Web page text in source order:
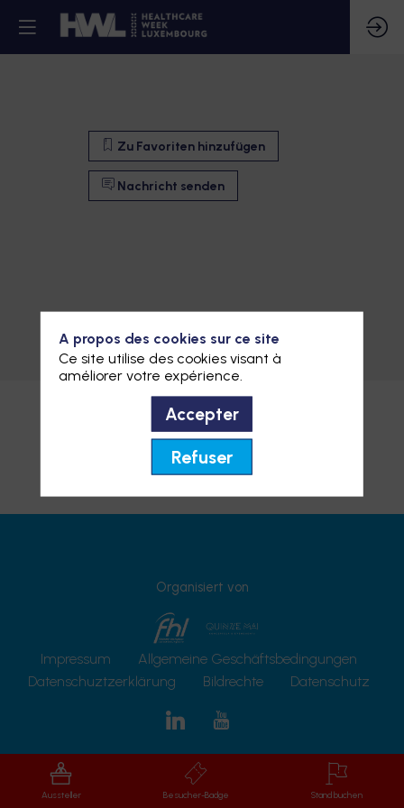
Zu Favoriten hinzufügen
Nachricht senden
Zu Favoriten hinzufügen
Nachricht senden
Organisiert von
Impressum
Allgemeine Geschäftsbedingungen
Datenschuztzerklärung
Bildrechte Datenschutz
Aussteller Besucher-Badge Stand buchen
A propos des cookies sur ce site
Ce site utilise des cookies visant à
améliorer votre expérience.
Accepter
Refuser